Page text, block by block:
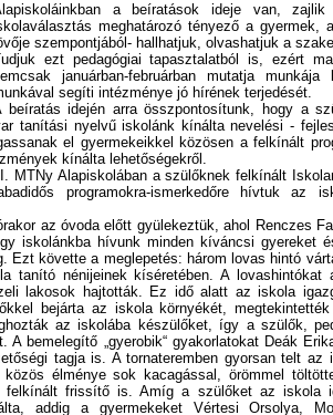
a beíratások ideje van,
meghatározó tényező a gyermek,
szempontjából- hallhatjuk, olvashatjuk a
ezt pedagógiai tapasztalatból is, ezért
januárban-februárban mutatja
segíti intézménye jó hírének terjedését.
beíratás idején arra összpontosítunk, hogy a
tanítási nyelvű iskolánk kínálta nevelési -
el gyermekeikkel közösen a felkínált
kínálta lehetőségekről.
MTNy Alapiskolában a szülőknek felkínált
programokra-ismerkedőre hívtuk az
az óvoda előtt gyülekeztük, ahol Renczes
iskolánkba hívunk minden kíváncsi gyereket
Ezt követte a meglepetés: három lovas hintó
tanító nénijeinek kíséretében. A lovashintókat
lakosok hajtották. Ez idő alatt az iskola
bejárta az iskola környékét,
az iskolába készülőket, így a szülők,
A bemelegítő „gyerobik“ gyakorlatokat Deák
tagja is. A tornateremben gyorsan telt
élménye sok kacagással, örömmel
felkínált frissítő is. Amíg a szülőket az iskola
addig a gyermekeket Vértesi Orsolya,